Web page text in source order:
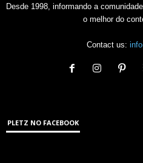
Desde 1998, informando a
o melhor do
Contact us:
PLETZ NO FACEBOOK